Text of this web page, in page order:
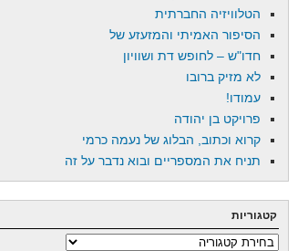
הטלוויזיה החברתית
הסיפור האמיתי והמזעזע של
חדו"ש – לחופש דת ושוויון
לא מזיק ברובו
עמודו!
פרויקט בן יהודה
קרוא וכתוב, הבלוג של נעמה כרמי
תניח את המספריים ובוא נדבר על זה
קטגוריות
קטגוריות